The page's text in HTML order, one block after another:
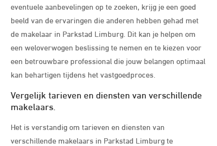
eventuele aanbevelingen op te zoeken, krijg je een goed
beeld van de ervaringen die anderen hebben gehad met
de makelaar in Parkstad Limburg. Dit kan je helpen om
een weloverwogen beslissing te nemen en te kiezen voor
een betrouwbare professional die jouw belangen optimaal
kan behartigen tijdens het vastgoedproces.
Vergelijk tarieven en diensten van verschillende
makelaars.
Het is verstandig om tarieven en diensten van
verschillende makelaars in Parkstad Limburg te